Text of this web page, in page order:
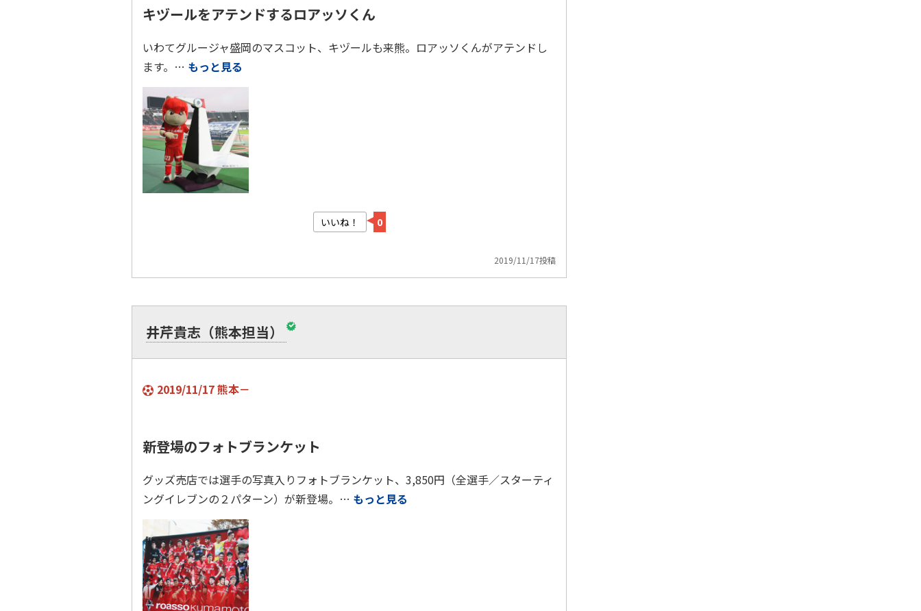
キヅールをアテンドするロアッソくん
いわてグルージャ盛岡のマスコット、キヅールも来熊。ロアッソくんがアテンドし
ます。… もっと見る
いいね！ 0
2019/11/17投稿
井芹貴志（熊本担当）
2019/11/17 熊本－
新登場のフォトブランケット
グッズ売店では選手の写真入りフォトブランケット、3,850円（全選手／スターティ
ングイレブンの２パターン）が新登場。… もっと見る